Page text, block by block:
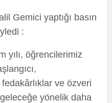
Gemici yaptığı basın
:
yılı, öğrencilerimiz
ve özveri
yönelik daha